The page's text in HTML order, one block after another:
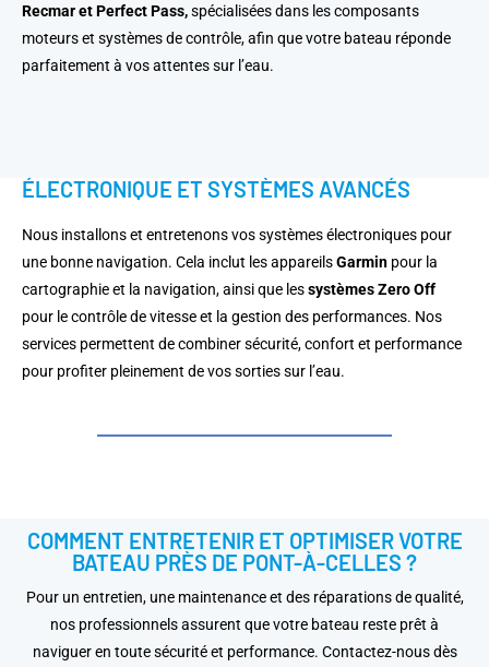
Recmar et Perfect Pass,spécialisées dans les composants
moteurs et systèmes de contrôle, afin que votre bateau réponde
parfaitement à vos attentes sur l’eau.
ÉLECTRONIQUE ET SYSTÈMES AVANCÉS
Nous installons et entretenons vos systèmes électroniques pour
une bonne navigation. Cela inclut les appareilsGarmin pour la
cartographie et la navigation, ainsi que lessystèmes Zero Off
pour le contrôle de vitesse et la gestion des performances. Nos
services permettent de combiner sécurité, confort et performance
pour profiter pleinement de vos sorties sur l’eau.
COMMENT ENTRETENIR ET OPTIMISER VOTRE
BATEAU PRÈS DE PONT-À-CELLES ?
Pour un entretien, une maintenance et des réparations de qualité,
nos professionnels assurent que votre bateau reste prêt à
naviguer en toute sécurité et performance. Contactez-nous dès